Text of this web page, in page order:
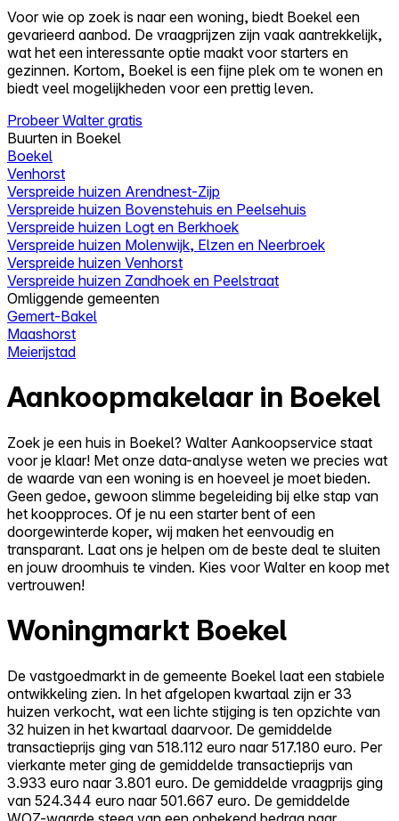
Voor wie op zoek is naar een woning, biedt Boekel een
gevarieerd aanbod. De vraagprijzen zijn vaak aantrekkelijk,
wat het een interessante optie maakt voor starters en
gezinnen. Kortom, Boekel is een fijne plek om te wonen en
biedt veel mogelijkheden voor een prettig leven.
Probeer Walter gratis
Buurten in Boekel
Boekel
Venhorst
Verspreide huizen Arendnest-Zijp
Verspreide huizen Bovenstehuis en Peelsehuis
Verspreide huizen Logt en Berkhoek
Verspreide huizen Molenwijk, Elzen en Neerbroek
Verspreide huizen Venhorst
Verspreide huizen Zandhoek en Peelstraat
Omliggende gemeenten
Gemert-Bakel
Maashorst
Meierijstad
Aankoopmakelaar in Boekel
Zoek je een huis in Boekel? Walter Aankoopservice staat
voor je klaar! Met onze data-analyse weten we precies wat
de waarde van een woning is en hoeveel je moet bieden.
Geen gedoe, gewoon slimme begeleiding bij elke stap van
het koopproces. Of je nu een starter bent of een
doorgewinterde koper, wij maken het eenvoudig en
transparant. Laat ons je helpen om de beste deal te sluiten
en jouw droomhuis te vinden. Kies voor Walter en koop met
vertrouwen!
Woningmarkt Boekel
De vastgoedmarkt in de gemeente Boekel laat een stabiele
ontwikkeling zien. In het afgelopen kwartaal zijn er 33
huizen verkocht, wat een lichte stijging is ten opzichte van
32 huizen in het kwartaal daarvoor. De gemiddelde
transactieprijs ging van 518.112 euro naar 517.180 euro. Per
vierkante meter ging de gemiddelde transactieprijs van
3.933 euro naar 3.801 euro. De gemiddelde vraagprijs ging
van 524.344 euro naar 501.667 euro. De gemiddelde